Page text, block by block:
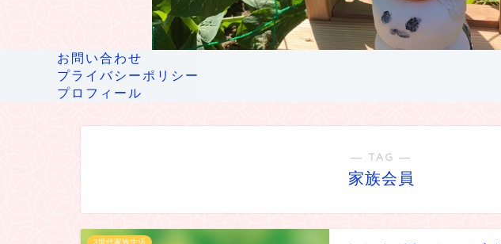
お問い合わせ
プライバシーポリシー
プロフィール
― TAG ―
家族会員
3世代家族生活